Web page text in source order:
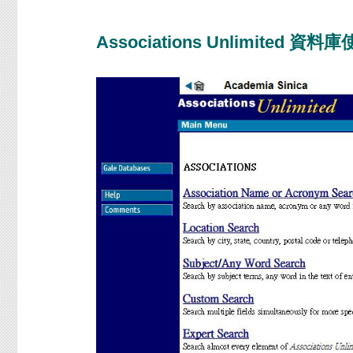
Associations Unlimited 資料庫